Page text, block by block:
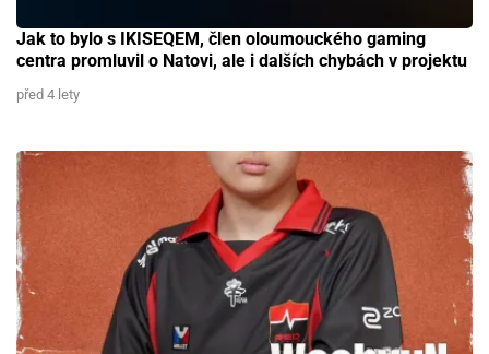
Jak to bylo s IKISEQEM, člen oloumouckého gaming
centra promluvil o Natovi, ale i dalších chybách v projektu
před 4 lety